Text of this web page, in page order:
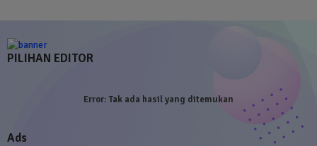
PILIHAN EDITOR
Error:Tak ada hasil yang ditemukan
Ads